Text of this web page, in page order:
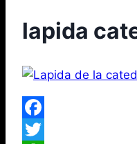
lapida
Facebook